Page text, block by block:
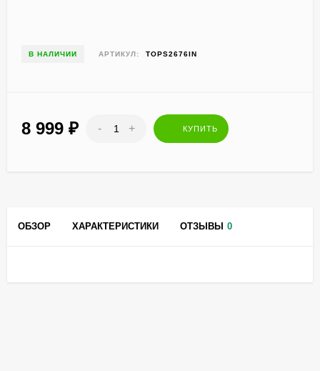
В НАЛИЧИИ АРТИКУЛ: TOPS2676IN
8 999 ₽ - + КУПИТЬ
ОБЗОР ХАРАКТЕРИСТИКИ ОТЗЫВЫ 0